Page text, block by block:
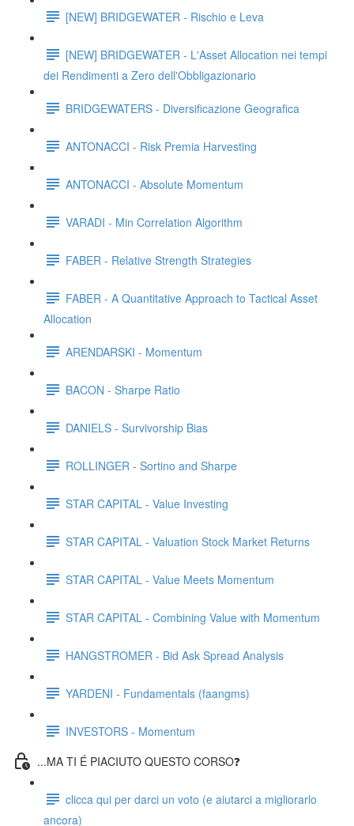
[NEW] BRIDGEWATER - Rischio e Leva
[NEW] BRIDGEWATER - L'Asset Allocation nei tempi
dei Rendimenti a Zero dell'Obbligazionario
BRIDGEWATERS - Diversificazione Geografica
ANTONACCI - Risk Premia Harvesting
ANTONACCI - Absolute Momentum
VARADI - Min Correlation Algorithm
FABER - Relative Strength Strategies
FABER - A Quantitative Approach to Tactical Asset
Allocation
ARENDARSKI - Momentum
BACON - Sharpe Ratio
DANIELS - Survivorship Bias
ROLLINGER - Sortino and Sharpe
STAR CAPITAL - Value Investing
STAR CAPITAL - Valuation Stock Market Returns
STAR CAPITAL - Value Meets Momentum
STAR CAPITAL - Combining Value with Momentum
HANGSTROMER - Bid Ask Spread Analysis
YARDENI - Fundamentals (faangms)
INVESTORS - Momentum
...MA TI É PIACIUTO QUESTO CORSO❓
clicca qui per darci un voto (e aiutarci a migliorarlo
ancora)